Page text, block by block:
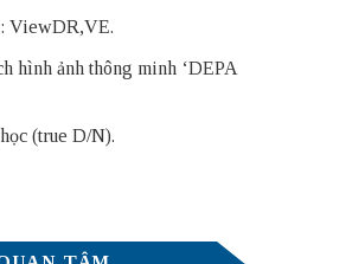
ViewDR,VE.
hình ảnh thông minh ‘DEPA
(true D/N).